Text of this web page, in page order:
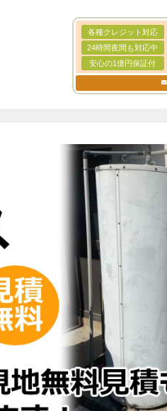
各種クレジット対応
24時間夜間も対応中
安心の1億円保証付